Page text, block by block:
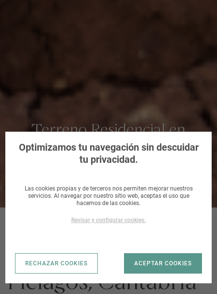
Terreno Residencial en
Piélagos, Cantabria
BARRIO ZURITA |
Piélagos, Cantabria
Optimizamos tu navegación sin descuidar
tu privacidad.
Las cookies propias y de terceros nos permiten mejorar nuestros
servicios. Al navegar por nuestro sitio web, aceptas el uso que
hacemos de las cookies.
Revisar y configurar cookies.
RECHAZAR COOKIES ACEPTAR COOKIES